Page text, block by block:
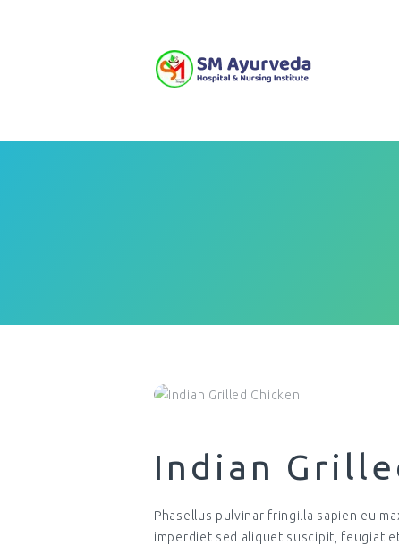
Indian
Phasellus pulvinar fringilla sapien eu
imperdiet sed aliquet suscipit, feugiat